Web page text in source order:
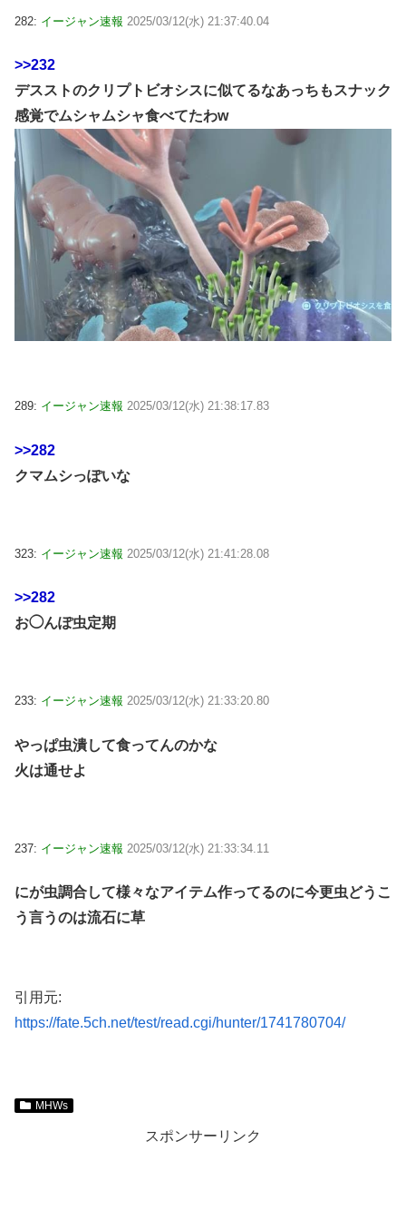
282: イージャン速報 2025/03/12(水) 21:37:40.04
>>232
デスストのクリプトビオシスに似てるなあっちもスナック
感覚でムシャムシャ食べてたわw
289: イージャン速報 2025/03/12(水) 21:38:17.83
>>282
クマムシっぽいな
323: イージャン速報 2025/03/12(水) 21:41:28.08
>>282
お◯んぽ虫定期
233: イージャン速報 2025/03/12(水) 21:33:20.80
やっぱ虫潰して食ってんのかな
火は通せよ
237: イージャン速報 2025/03/12(水) 21:33:34.11
にが虫調合して様々なアイテム作ってるのに今更虫どうこ
う言うのは流石に草
引用元:
https://fate.5ch.net/test/read.cgi/hunter/1741780704/
MHWs
スポンサーリンク